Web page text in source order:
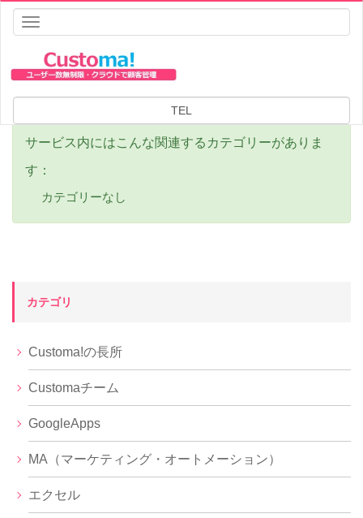
navigation
TEL
HOME メニューの機能 サービス
サービス
サービス内にはこんな関連するカテゴリーがありま
す：
カテゴリーなし
カテゴリ
Customa!の長所
Customaチーム
GoogleApps
MA（マーケティング・オートメーション）
エクセル